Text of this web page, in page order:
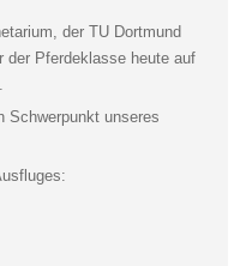
der TU Dortmund
der Pferdeklasse heute auf
Schwerpunkt unseres